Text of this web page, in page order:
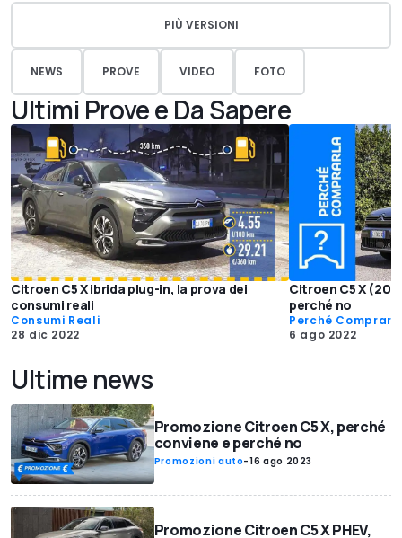
PIÙ VERSIONI
NEWS PROVE VIDEO FOTO
Ultimi Prove e Da Sapere
Citroen C5 X ibrida plug-in, la prova dei
consumi reali
Consumi Reali
28 dic 2022
Citroen C5 X
perché no
Perché
6 ago 2022
Ultime news
Promozione Citroen C5 X, perché
conviene e perché no
Promozioni auto-16 ago 2023
Promozione Citroen C5 X PHEV,